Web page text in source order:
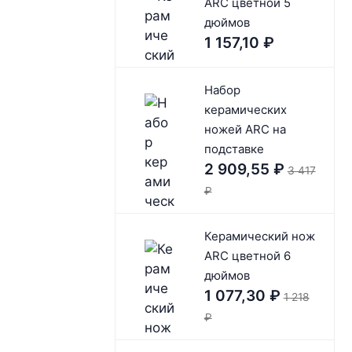
дюймов
1 157,10 ₽
Набор
керамических
ножей ARC на
подставке
2 909,55 ₽ 3 417
₽
Керамический нож
ARC цветной 6
дюймов
1 077,30 ₽ 1 218
₽